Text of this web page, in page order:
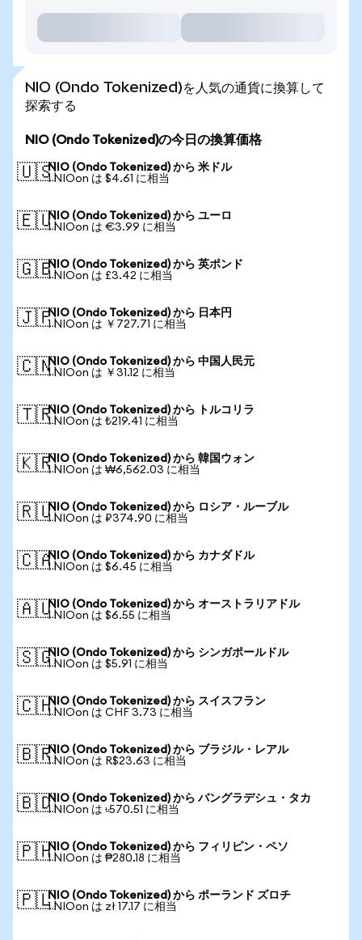
NIO (Ondo Tokenized)を人気の通貨に換算して
探索する
NIO (Ondo Tokenized)の今日の換算価格
🇺🇸NIO (Ondo Tokenized) から 米ドル
1 NIOon は $4.61 に相当
🇪🇺NIO (Ondo Tokenized) から ユーロ
1 NIOon は €3.99 に相当
🇬🇧NIO (Ondo Tokenized) から 英ポンド
1 NIOon は £3.42 に相当
🇯🇵NIO (Ondo Tokenized) から 日本円
1 NIOon は ￥727.71 に相当
🇨🇳NIO (Ondo Tokenized) から 中国人民元
1 NIOon は ￥31.12 に相当
🇹🇷NIO (Ondo Tokenized) から トルコリラ
1 NIOon は ₺219.41 に相当
🇰🇷NIO (Ondo Tokenized) から 韓国ウォン
1 NIOon は ₩6,562.03 に相当
🇷🇺NIO (Ondo Tokenized) から ロシア・ルーブル
1 NIOon は ₽374.90 に相当
🇨🇦NIO (Ondo Tokenized) から カナダドル
1 NIOon は $6.45 に相当
🇦🇺NIO (Ondo Tokenized) から オーストラリアドル
1 NIOon は $6.55 に相当
🇸🇬NIO (Ondo Tokenized) から シンガポールドル
1 NIOon は $5.91 に相当
🇨🇭NIO (Ondo Tokenized) から スイスフラン
1 NIOon は CHF 3.73 に相当
🇧🇷NIO (Ondo Tokenized) から ブラジル・レアル
1 NIOon は R$23.63 に相当
🇧🇩NIO (Ondo Tokenized) から バングラデシュ・タカ
1 NIOon は ৳570.51 に相当
🇵🇭NIO (Ondo Tokenized) から フィリピン・ペソ
1 NIOon は ₱280.18 に相当
🇵🇱NIO (Ondo Tokenized) から ポーランド ズロチ
1 NIOon は zł 17.17 に相当